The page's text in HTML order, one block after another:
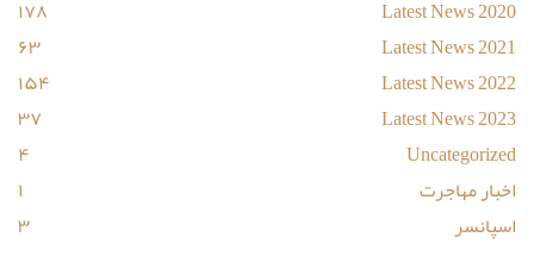
Latest News 2020
۱۷۸
Latest News 2021
۶۳
Latest News 2022
۱۵۴
Latest News 2023
۳۷
Uncategorized
۴
اخبار مهاجرت
۱
اسپانسر
۳